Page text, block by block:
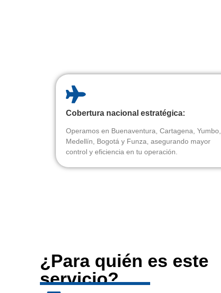
Cobertura nacional estratégica:
Operamos en Buenaventura, Cartagena, Yumbo,
Medellín, Bogotá y Funza, asegurando mayor
control y eficiencia en tu operación.
¿Para quién es este
servicio?